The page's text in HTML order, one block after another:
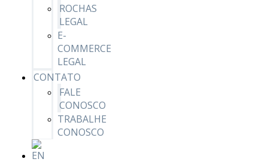
ROCHAS
LEGAL
E-
COMMERCE
LEGAL
CONTATO
FALE
CONOSCO
TRABALHE
CONOSCO